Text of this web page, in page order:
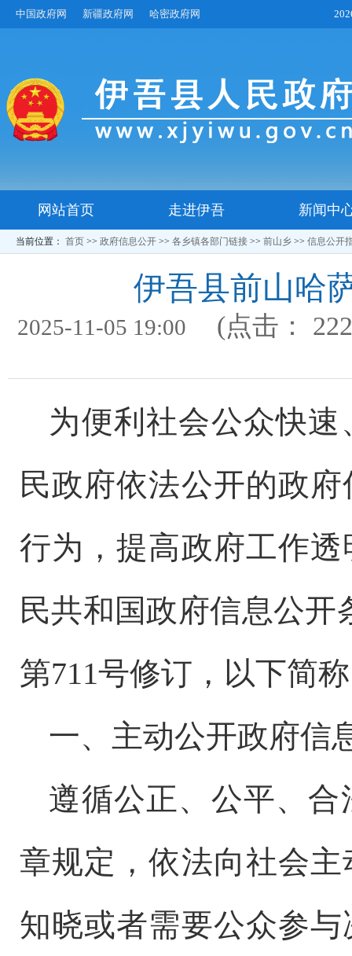
中国政府网 新疆政府网 哈密政府网
网站首页 走进伊吾 新闻中
当前位置： 首页 >> 政府信息公开 >> 各乡镇各部门链接 >> 前山乡 >> 信息公开
伊吾县前山哈
2025-11-05 19:00 (点击： 222
为便利社会公众快
民政府依法公开的政
行为，提高政府工作
民共和国政府信息公开
第711号修订，以下简
一、主动公开政府信
遵循公正、公平、
章规定，依法向社会
知晓或者需要公众参